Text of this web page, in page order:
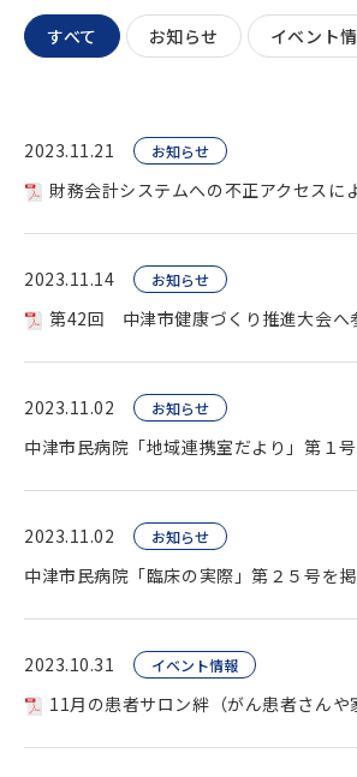
すべて お知らせ イベント
2023.11.21 お知らせ
財務会計システムへの不正アクセスによる情報流
2023.11.14 お知らせ
第42回 中津市健康づくり推進大会へ
2023.11.02 お知らせ
中津市民病院「地域連携室だより」第１号
2023.11.02 お知らせ
中津市民病院「臨床の実際」第２５号を掲
2023.10.31 イベント情報
11月の患者サロン絆（がん患者さんや家族向けサ